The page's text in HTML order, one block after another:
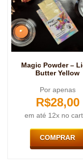
Magic Powder –
Butter Yellow
Por apenas
R$28,00
em até 12x no
COMPRAR